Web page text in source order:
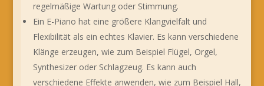
regelmäßige Wartung oder Stimmung.
Ein E-Piano hat eine größere Klangvielfalt und
Flexibilität als ein echtes Klavier. Es kann verschiedene
Klänge erzeugen, wie zum Beispiel Flügel, Orgel,
Synthesizer oder Schlagzeug. Es kann auch
verschiedene Effekte anwenden, wie zum Beispiel Hall,